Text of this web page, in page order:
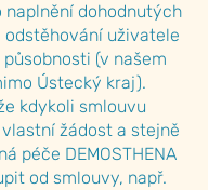
naplnění dohodnutých
odstěhování uživatele
(v našem
Ústecký kraj).
kdykoli smlouvu
žádost a stejně
péče DEMOSTHENA
od smlouvy, např.